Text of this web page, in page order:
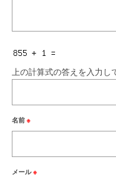
上の計算式の答えを入力し
名前 ※
メール※